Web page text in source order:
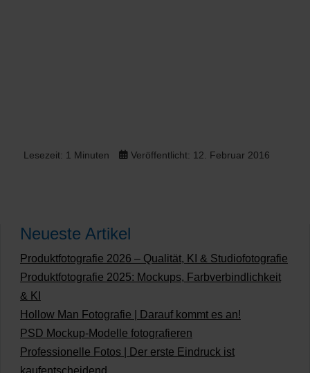
Lesezeit: 1 Minuten Veröffentlicht: 12. Februar 2016
Neueste Artikel
Produktfotografie 2026 – Qualität, KI & Studiofotografie
Produktfotografie 2025: Mockups, Farbverbindlichkeit
& KI
Hollow Man Fotografie | Darauf kommt es an!
PSD Mockup-Modelle fotografieren
Professionelle Fotos | Der erste Eindruck ist
kaufentscheidend